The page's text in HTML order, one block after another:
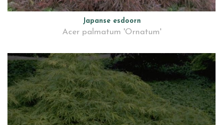
Japanse esdoorn
Acer palmatum 'Ornatum'